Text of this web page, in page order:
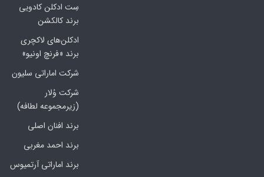
سِت ادکلن کادویی
برند کالکشن
ادکلن‌های لاکچری
برند «فرنچ اونیو»
شرکت اماراتی سلیون
شرکت وُلار
(زیرمجموعه لطافه)
برند افنان اصلی
برند احمد مغربی
برند اماراتی آرتمیوس